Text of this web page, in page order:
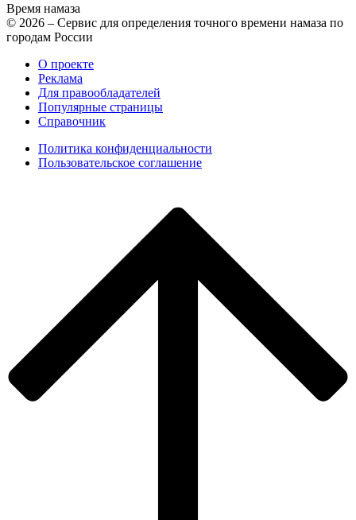
Время намаза
© 2026 – Сервис для определения точного времени намаза по
городам России
О проекте
Реклама
Для правообладателей
Популярные страницы
Справочник
Политика конфиденциальности
Пользовательское соглашение